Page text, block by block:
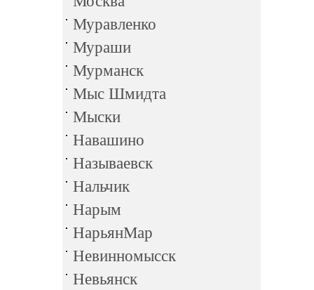
Муравленко
Мураши
Мурманск
Мыс Шмидта
Мыски
Навашино
Называевск
Нальчик
Нарым
НарьянМар
Невинномысск
Невьянск